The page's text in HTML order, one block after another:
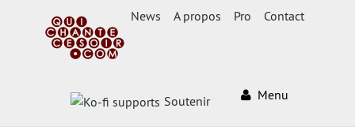
News A propos Pro Contact
Soutenir Menu